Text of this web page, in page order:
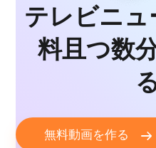
テレビニ
料且つ数
無料動画を作る